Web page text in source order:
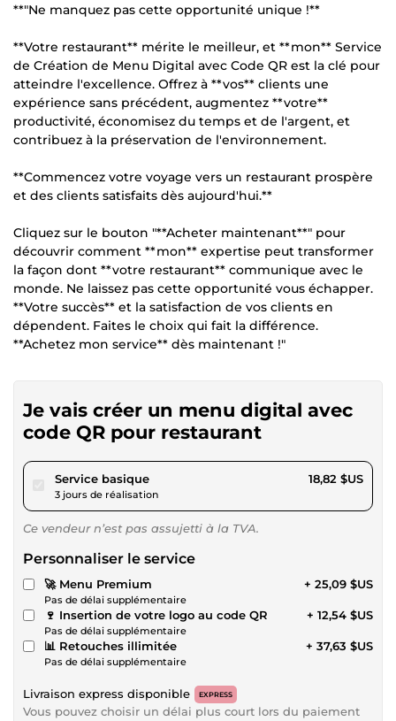
**"Ne manquez pas cette opportunité unique !**
**Votre restaurant** mérite le meilleur, et **mon** Service
de Création de Menu Digital avec Code QR est la clé pour
atteindre l'excellence. Offrez à **vos** clients une
expérience sans précédent, augmentez **votre**
productivité, économisez du temps et de l'argent, et
contribuez à la préservation de l'environnement.
**Commencez votre voyage vers un restaurant prospère
et des clients satisfaits dès aujourd'hui.**
Cliquez sur le bouton "**Acheter maintenant**" pour
découvrir comment **mon** expertise peut transformer
la façon dont **votre restaurant** communique avec le
monde. Ne laissez pas cette opportunité vous échapper.
**Votre succès** et la satisfaction de vos clients en
dépendent. Faites le choix qui fait la différence.
**Achetez mon service** dès maintenant !"
Je vais créer un menu digital avec
code QR pour restaurant
Service basiquepour 17,34 $US
3 jours de réalisation
18,82 $US
Ce vendeur n’est pas assujetti à la TVA.
Personnaliser le service
🚀 Menu Premium
Pas de délai supplémentaire
+ 25,09 $US
🍷 Insertion de votre logo au code QR
Pas de délai supplémentaire
+ 12,54 $US
📊 Retouches illimitée
Pas de délai supplémentaire
+ 37,63 $US
Livraison express disponible EXPRESS
Vous pouvez choisir un délai plus court lors du paiement